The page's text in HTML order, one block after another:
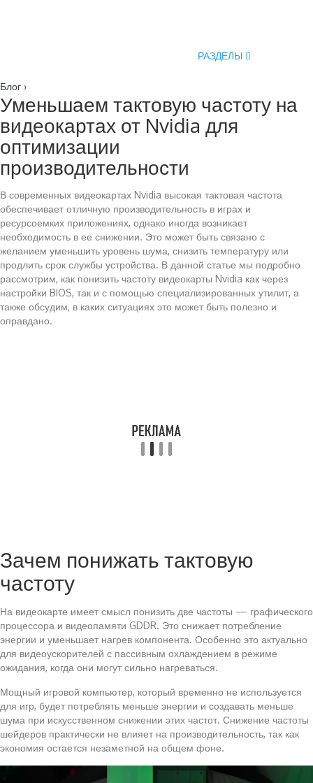
РАЗДЕЛЫ
Блог ›
Уменьшаем тактовую частоту на
видеокартах от Nvidia для
оптимизации
производительности
В современных видеокартах Nvidia высокая тактовая частота
обеспечивает отличную производительность в играх и
ресурсоемких приложениях, однако иногда возникает
необходимость в ее снижении. Это может быть связано с
желанием уменьшить уровень шума, снизить температуру или
продлить срок службы устройства. В данной статье мы подробно
рассмотрим, как понизить частоту видеокарты Nvidia как через
настройки BIOS, так и с помощью специализированных утилит, а
также обсудим, в каких ситуациях это может быть полезно и
оправдано.
Зачем понижать тактовую
частоту
На видеокарте имеет смысл понизить две частоты — графического
процессора и видеопамяти GDDR. Это снижает потребление
энергии и уменьшает нагрев компонента. Особенно это актуально
для видеоускорителей с пассивным охлаждением в режиме
ожидания, когда они могут сильно нагреваться.
Мощный игровой компьютер, который временно не используется
для игр, будет потреблять меньше энергии и создавать меньше
шума при искусственном снижении этих частот. Снижение частоты
шейдеров практически не влияет на производительность, так как
экономия остается незаметной на общем фоне.